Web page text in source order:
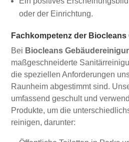
oder der Einrichtung.
Fachkompetenz der
Bei Biocleans
maßgeschneiderte
die speziellen Anforderungen
Raunheim abgestimmt sind.
umfassend geschult und
Produkte, um die
reinigen, darunter: